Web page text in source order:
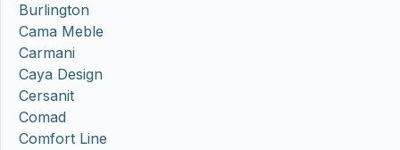
Burlington
Cama Meble
Carmani
Caya Design
Cersanit
Comad
Comfort Line